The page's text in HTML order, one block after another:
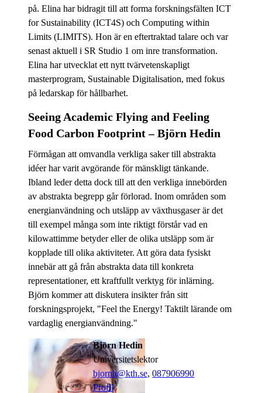
på. Elina har bidragit till att forma forskningsfälten ICT
for Sustainability (ICT4S) och Computing within
Limits (LIMITS). Hon är en eftertraktad talare och var
senast aktuell i SR Studio 1 om inre transformation.
Elina har utvecklat ett nytt tvärvetenskapligt
masterprogram, Sustainable Digitalisation, med fokus
på ledarskap för hållbarhet.
Seeing Academic Flying and Feeling
Food Carbon Footprint – Björn Hedin
Förmågan att omvandla verkliga saker till abstrakta
idéer har varit avgörande för mänskligt tänkande.
Ibland leder detta dock till att den verkliga innebörden
av abstrakta begrepp går förlorad. Inom områden som
energianvändning och utsläpp av växthusgaser är det
till exempel många som inte riktigt förstår vad en
kilowattimme betyder eller de olika utsläpp som är
kopplade till olika aktiviteter. Att göra data fysiskt
innebär att gå från abstrakta data till konkreta
representationer, ett kraftfullt verktyg för inlärning.
Björn kommer att diskutera insikter från sitt
forskningsprojekt, "Feel the Energy! Taktilt lärande om
vardaglig energianvändning."
Björn Hedin
universitetslektor
bjornh@kth.se,087906990
Profil